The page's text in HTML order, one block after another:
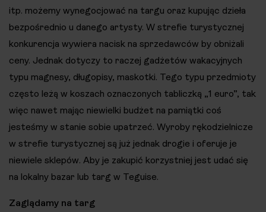
itp. możemy wynegocjować na targu oraz kupując dzieła
bezpośrednio u danego artysty. W strefie turystycznej
konkurencja wywiera nacisk na sprzedawców by obniżali
ceny. Jednak dotyczy to raczej gadżetów wakacyjnych
typu magnesy, długopisy, maskotki. Tego typu przedmioty
często leżą w koszach oznaczonych tabliczką „1 euro”, tak
więc nawet mając niewielki budżet na pamiątki coś
jesteśmy w stanie sobie upatrzeć. Wyroby rękodzielnicze
w strefie turystycznej są już jednak drogie i oferuje je
niewiele sklepów. Aby je zakupić korzystniej jest udać się
na lokalny bazar lub targ w Teguise.
Zaglądamy na targ